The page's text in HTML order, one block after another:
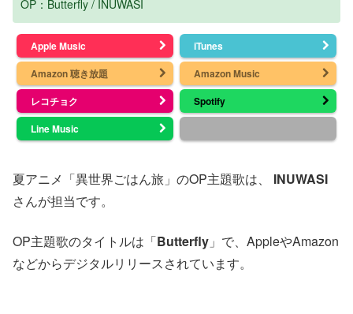
OP：Butterfly / INUWASI
Apple Music
iTunes
Amazon 聴き放題
Amazon Music
レコチョク
Spotify
Line Music
夏アニメ「異世界ごはん旅」のOP主題歌は、 INUWASI
さんが担当です。
OP主題歌のタイトルは「Butterfly 」で、AppleやAmazon
などからデジタルリリースされています。